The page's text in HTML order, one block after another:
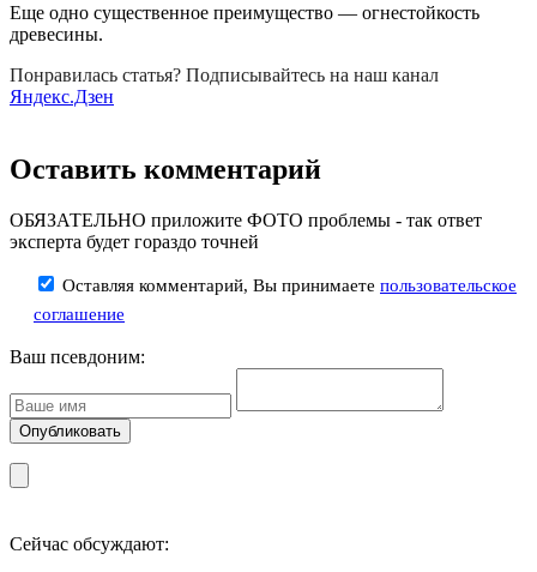
Еще одно существенное преимущество — огнестойкость
древесины.
Понравилась статья? Подписывайтесь на наш канал
Яндекс.Дзен
Оставить комментарий
ОБЯЗАТЕЛЬНО приложите ФОТО проблемы - так ответ
эксперта будет гораздо точней
Оставляя комментарий, Вы принимаете пользовательское
соглашение
Ваш псевдоним:
Сейчас обсуждают: